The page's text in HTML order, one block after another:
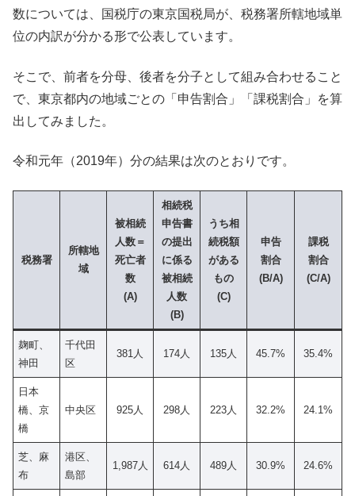
数については、国税庁の東京国税局が、税務署所轄地域単
位の内訳が分かる形で公表しています。
そこで、前者を分母、後者を分子として組み合わせること
で、東京都内の地域ごとの「申告割合」「課税割合」を算
出してみました。
令和元年（2019年）分の結果は次のとおりです。
税務署
所轄地
域
被相続
人数＝
死亡者
数
(A)
相続税
申告書
の提出
に係る
被相続
人数
(B)
うち相
続税額
がある
もの
(C)
申告
割合
(B/A)
課税
割合
(C/A)
麹町、
神田
千代田
区
381人 174人 135人 45.7% 35.4%
日本
橋、京
橋
中央区 925人 298人 223人 32.2% 24.1%
芝、麻
布
港区、
島部
1,987人 614人 489人 30.9% 24.6%